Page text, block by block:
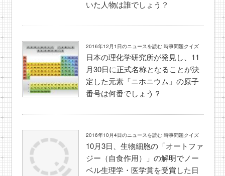
いた人物は誰でしょう？
2016年12月1日のニュースを読む 時事問題クイズ
日本の理化学研究所が発見し、11
月30日に正式名称となることが決
定した元素「ニホニウム」の原子
番号は何番でしょう？
2016年10月4日のニュースを読む 時事問題クイズ
10月3日、生物細胞の「オートファ
ジー（自食作用）」の解明でノー
ベル生理学・医学賞を受賞した日